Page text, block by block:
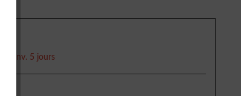
env. 5 jours